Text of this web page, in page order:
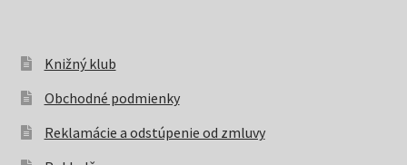
Knižný klub
Obchodné podmienky
Reklamácie a odstúpenie od zmluvy